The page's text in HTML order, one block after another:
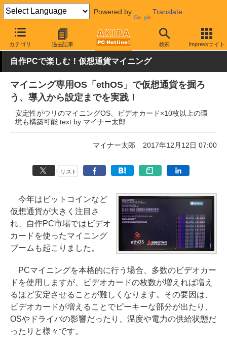
Powered by Translate
カテゴリ 過去記事 検索 Impressサイト
AKIBA PC Hotline! PC本体・ソフト その他
自作PCで楽しむ！仮想通貨マイニング
マイニング専用OS「ethOS」で仮想通貨を掘ろ
う、導入から設定までを実践！
安定性がウリのマイニングOS、ビデオカード×10枚以上の環
境も構築可能 text by マイナー太郎
マイナー太郎 2017年12月12日 07:00
リスト
今年はビットコインなど
仮想通貨が大きく注目さ
れ、自作PC市場ではビデオ
カードを使ったマイニング
ブームも起こりました。
PCマイニングを本格的に行う場合、多数のビデオカー
ドを使用しますが、ビデオカードの枚数が増えれば増え
るほど安定させることが難しくなります。その要因は、
ビデオカードが増えることでピーキーな部分が出たり、
OSやドライバの影響だったり、温度や電力の供給状態だ
ったりと様々です。